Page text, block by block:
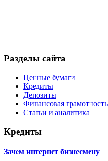
Разделы сайта
Ценные бумаги
Кредиты
Депозиты
Финансовая грамотность
Статьи и аналитика
Кредиты
Зачем интернет бизнесмену